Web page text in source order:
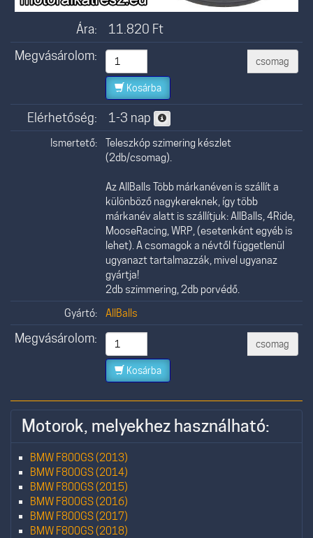
Ára: 11.820 Ft
Megvásárolom:
csomag
Kosárba
Elérhetőség: 1-3 nap
Ismertető:
Teleszkóp szimering készlet
(2db/csomag).
Az AllBalls Több márkanéven is szállít a
különböző nagykereknek, így több
márkanév alatt is szállítjuk: AllBalls, 4Ride,
MooseRacing, WRP, (esetenként egyéb is
lehet). A csomagok a névtől függetlenül
ugyanazt tartalmazzák, mivel ugyanaz
gyártja!
2db szimmering, 2db porvédő.
Gyártó:
AllBalls
Megvásárolom: csomag
Kosárba
Motorok, melyekhez használható:
BMW F800GS (2013)
BMW F800GS (2014)
BMW F800GS (2015)
BMW F800GS (2016)
BMW F800GS (2017)
BMW F800GS (2018)